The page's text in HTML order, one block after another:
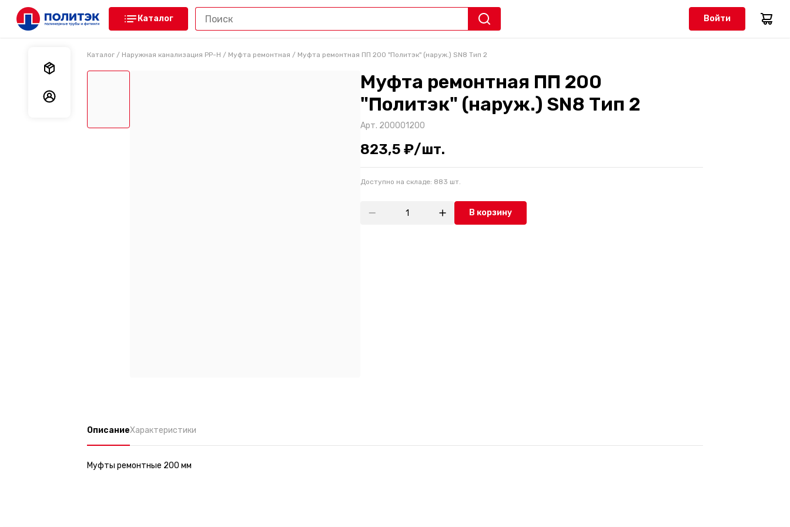
Каталог Войти
Каталог / Наружная канализация PP-H / Муфта ремонтная / Муфта ремонтная ПП 200 "Политэк" (наруж.) SN8 Тип 2
Муфта ремонтная ПП 200
"Политэк" (наруж.) SN8 Тип 2
Арт. 200001200
823,5 ₽/шт.
Доступно на складе: 883 шт.
В корзину
ОписаниеХарактеристики
Муфты ремонтные 200 мм